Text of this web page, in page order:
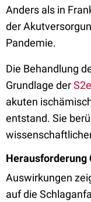
Anders als in
der
Pandemie.
Die Behandlung
Grundlage der
akuten
entstand. Sie
Herausforderung
Auswirkungen
auf die